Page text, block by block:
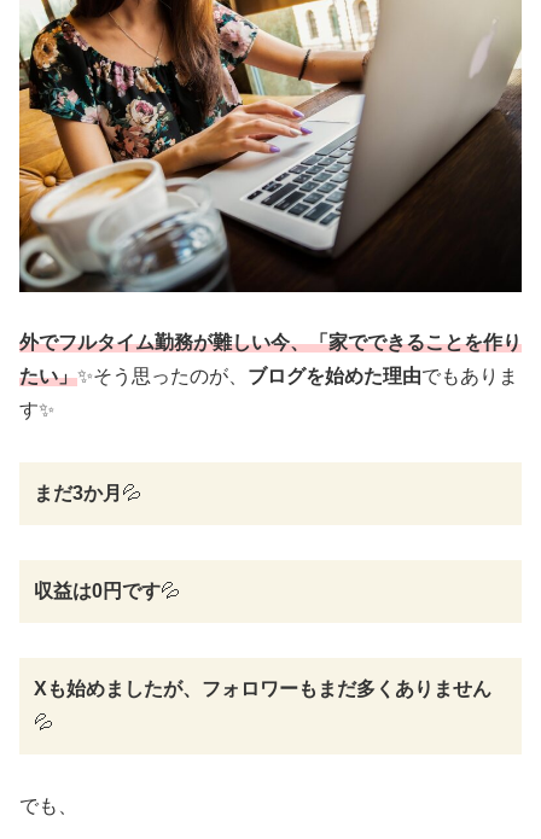
外でフルタイム勤務が難しい今、「家でできることを作り
たい」✨そう思ったのが、 ブログを始めた理由でもありま
す✨
まだ3か月 💦
収益は0円です💦
Xも始めましたが、フォロワーもまだ多くありません
💦
でも、